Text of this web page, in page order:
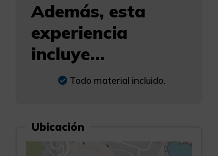
Además, esta
experiencia
incluye...
Todo material incluido.
Ubicación